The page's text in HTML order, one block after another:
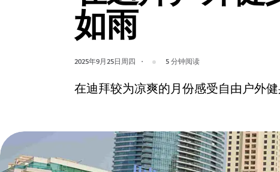
如雨
2025年9月25日周四 5分钟阅读
在迪拜较为凉爽的月份感受自由户外健